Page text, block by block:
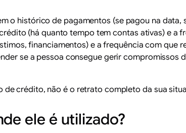
o histórico de pagamentos (se pagou na
(há quanto tempo tem contas ativas) e a
financiamentos) e a frequência com que
se a pessoa consegue gerir compromissos
crédito, não é o retrato completo da sua
ele é utilizado?